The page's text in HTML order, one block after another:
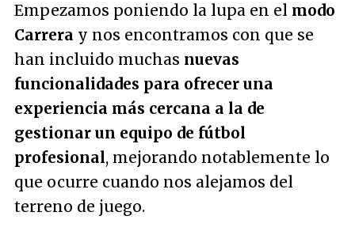
Empezamos poniendo la lupa en el modo
Carrera y nos encontramos con que se
han incluido muchas nuevas
funcionalidades para ofrecer una
experiencia más cercana a la de
gestionar un equipo de fútbol
profesional, mejorando notablemente lo
que ocurre cuando nos alejamos del
terreno de juego.